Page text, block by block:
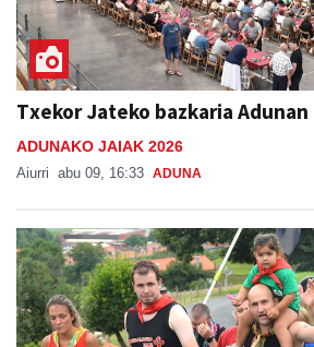
Txekor Jateko bazkaria Adunan
ADUNAKO JAIAK 2026
Aiurri abu 09, 16:33 ADUNA